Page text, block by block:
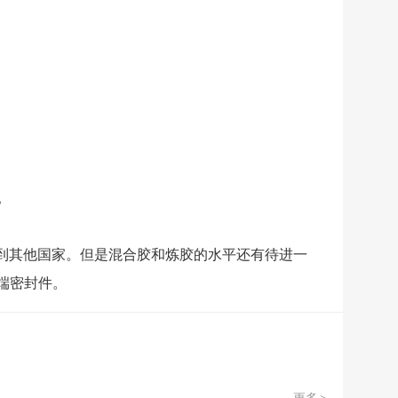
他国家。但是混合胶和炼胶的水平还有待进一
封件。